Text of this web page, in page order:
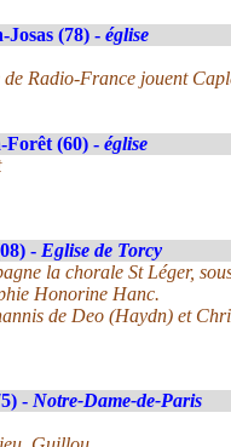
Josas (78) - église
Radio-France jouent
Forêt (60) - église
- Eglise de Torcy
la chorale St Léger,
Honorine Hanc.
de Deo (Haydn) et
- Notre-Dame-de-Paris